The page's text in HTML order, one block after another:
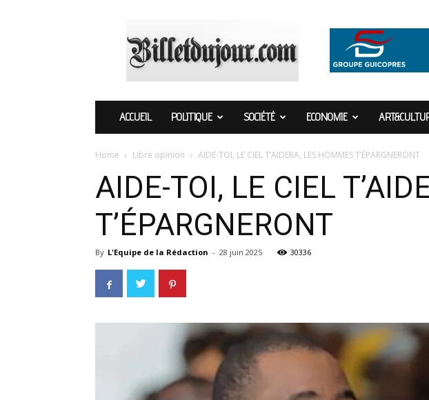
ACCUEIL POLITIQUE SOCIÉTÉ ECONOMIE
Home Libre opinion AIDE-TOI, LE CIEL T’AIDERA, LES HOMMES T’ÉPARGNERONT
AIDE-TOI, LE CIEL
T’ÉPARGNERONT
By L'Equipe de la Rédaction - 28 juin 2025 30336